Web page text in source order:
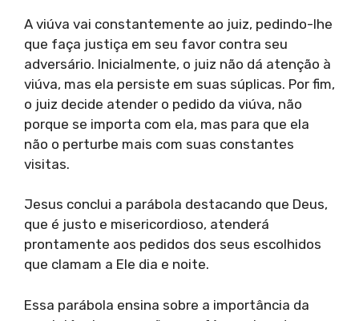
A viúva vai constantemente ao juiz, pedindo-lhe
que faça justiça em seu favor contra seu
adversário. Inicialmente, o juiz não dá atenção à
viúva, mas ela persiste em suas súplicas. Por fim,
o juiz decide atender o pedido da viúva, não
porque se importa com ela, mas para que ela
não o perturbe mais com suas constantes
visitas.
Jesus conclui a parábola destacando que Deus,
que é justo e misericordioso, atenderá
prontamente aos pedidos dos seus escolhidos
que clamam a Ele dia e noite.
Essa parábola ensina sobre a importância da